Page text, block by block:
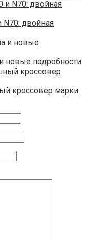
N70: двойная
новые подробности
кроссовер марки